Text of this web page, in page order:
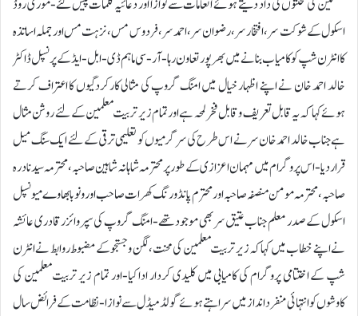
معلمین کی محنتوں کی داد دیتے ہوئے انعامات سے نوازا اور دعائیہ کلمات پیش کئے-موری روڈ
اسکول کے شوکت سر،افتخار سر،رضوان سر،احمد سر،فردوس مس ،نزہت مس اور جملہ اساتذہ
کا انٹرن شپ کو کامیاب بنانے میں بھرپور تعاون رہا-آر-سی ماہم ڈی-ابل-ایڈ کے پرنسپل ڈاکٹر
خالد احمد خان نے اپنے اظہار خیال میں امنگ گروپ کی مثالی کارکردگیوں کا اعتراف کرتے
ہوئے کہا کہ یہ قابل تعریف وقابل فخر لمحہ ہے اور تمام زیر تربیت معلمین کے لئے روشن مثال
ہے جناب خالد احمد خان سر نے اس طرح کی سرگرمیوں کو تعلیمی ترقی کے لئے ایک سنگ میل
قرار دیا-اس پروگرام میں مہمان اعزازی کے طور پر محترمہ شاہانہ شاہین صاحبہ، محترمہ سیدنادرہ
صاحبہ، محترمہ مومن منصفہ صاحبہ اور محترم پانڈورنگ کھرات صاحب اور ونوبا بھا وےمیونسپل
اسکول کے صدر معلم جناب عتیق سر بھی موجود تھے-امنگ گروپ کی سپروائزر قادری عائشہ
نے اپنے خطاب میں کہا کہ زیر تربیت معلمین کی محنت،لگن و جستجو کے مضبوط روابط نے انٹرن
شپ کے اختتامی پروگرام کی کامیابی میں کلیدی کردار ادا کیا-اور تمام زیر تربیت معلمین کی
کاوشوں کو انتہائی منفرد انداز میں سراہتے ہوئے گولڈ میڈل سے نوازا -نظامت کے فرائض سال